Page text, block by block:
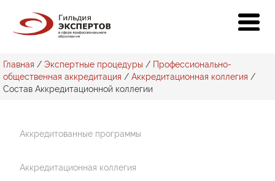
Главная / Экспертные процедуры / Профессионально-
общественная аккредитация / Аккредитационная коллегия /
Состав Аккредитационной коллегии
Аккредитованные программы
Аккредитационная коллегия